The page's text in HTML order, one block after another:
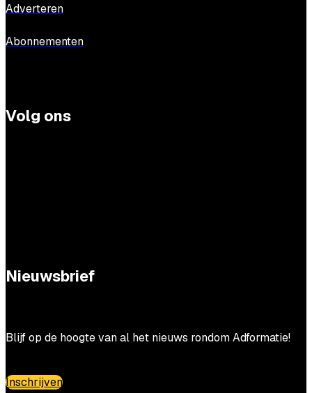
Adverteren
Abonnementen
Volg ons
Nieuwsbrief
Blijf op de hoogte van al het nieuws rondom Adformatie!
Inschrijven